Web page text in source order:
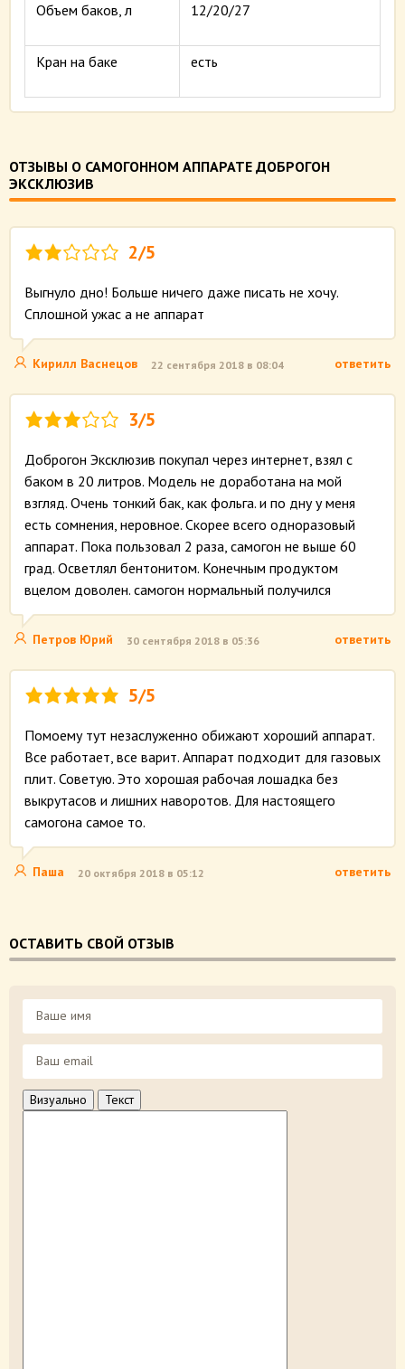
Объем баков, л 12/20/27
Кран на баке есть
ОТЗЫВЫ О САМОГОННОМ АППАРАТЕ ДОБРОГОН
ЭКСКЛЮЗИВ
2/5
Выгнуло дно! Больше ничего даже писать не хочу.
Сплошной ужас а не аппарат
Кирилл Васнецов 22 сентября 2018 в 08:04 ответить
3/5
Доброгон Эксклюзив покупал через интернет, взял с
баком в 20 литров. Модель не доработана на мой
взгляд. Очень тонкий бак, как фольга. и по дну у меня
есть сомнения, неровное. Скорее всего одноразовый
аппарат. Пока пользовал 2 раза, самогон не выше 60
град. Осветлял бентонитом. Конечным продуктом
вцелом доволен. самогон нормальный получился
Петров Юрий 30 сентября 2018 в 05:36 ответить
5/5
Помоему тут незаслуженно обижают хороший аппарат.
Все работает, все варит. Аппарат подходит для газовых
плит. Советую. Это хорошая рабочая лошадка без
выкрутасов и лишних наворотов. Для настоящего
самогона самое то.
Паша 20 октября 2018 в 05:12 ответить
ОСТАВИТЬ СВОЙ ОТЗЫВ
Визуально Текст